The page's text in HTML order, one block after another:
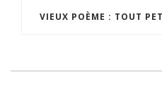
VIEUX POÈME : TOUT